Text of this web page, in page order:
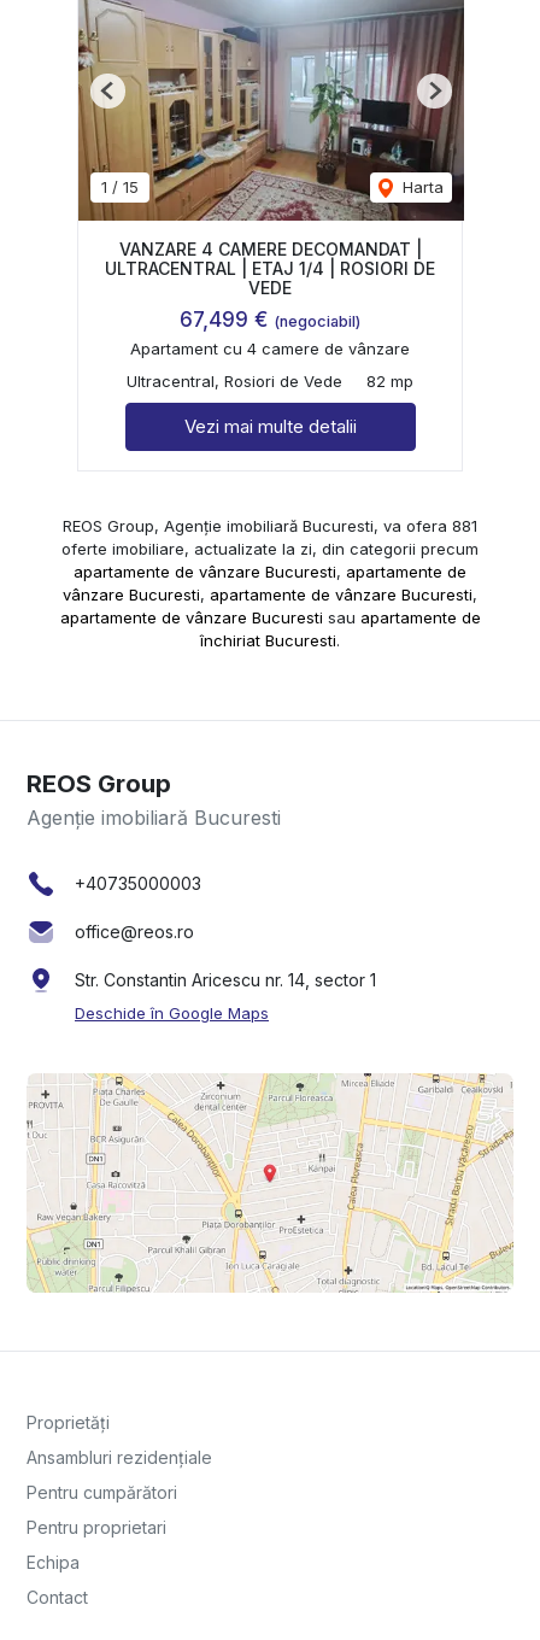
1 / 15 Harta
Previous Next
VANZARE 4 CAMERE DECOMANDAT |
ULTRACENTRAL | ETAJ 1/4 | ROSIORI DE
VEDE
67,499 € (negociabil)
Apartament cu 4 camere de vânzare
Ultracentral, Rosiori de Vede
82 mp
Vezi mai multe detalii
REOS Group, Agenție imobiliară Bucuresti, va ofera 881
oferte imobiliare, actualizate la zi, din categorii precum
apartamente de vânzare Bucuresti, apartamente de
vânzare Bucuresti, apartamente de vânzare Bucuresti,
apartamente de vânzare Bucuresti sau apartamente de
închiriat Bucuresti.
REOS Group
Agenție imobiliară Bucuresti
+40735000003
office@reos.ro
Str. Constantin Aricescu nr. 14, sector 1
Deschide în Google Maps
Proprietăți
Ansambluri rezidențiale
Pentru cumpărători
Pentru proprietari
Echipa
Contact